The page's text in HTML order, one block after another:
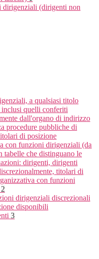
(dirigenti non
a qualsiasi titolo
quelli conferiti
dall'organo di indirizzo
procedure pubbliche di
di posizione
con funzioni dirigenziali (da
tabelle che distinguano le
dirigenti, dirigenti
titolari di
con funzioni
2
dirigenziali discrezionali
disponibili
3